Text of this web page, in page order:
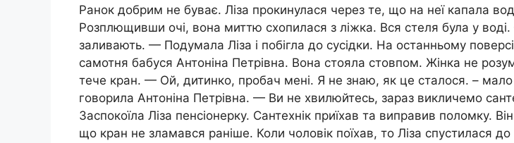
Ранок добрим не буває. Ліза прокинулася через те, що на неї капала
Розплющивши очі, вона миттю схопилася з ліжка. Вся стеля була у
заливають. — Подумала Ліза і побігла до сусідки. На останньому
самотня бабуся Антоніна Петрівна. Вона стояла стовпом. Жінка не
тече кран. — Ой, дитинко, пробач мені. Я не знаю, як це сталося. –
говорила Антоніна Петрівна. — Ви не хвилюйтесь, зараз викличемо
Заспокоїла Ліза пенсіонерку. Сантехнік приїхав та виправив поломку.
що кран не зламався раніше. Коли чоловік поїхав, то Ліза спустилася до